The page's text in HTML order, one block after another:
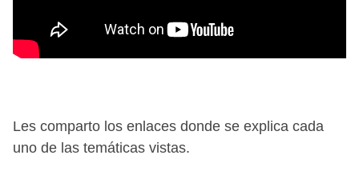
Les comparto los enlaces donde se explica cada
uno de las temáticas vistas.